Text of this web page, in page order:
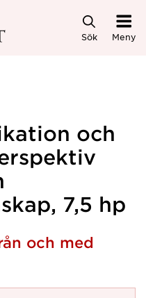
Sök Meny
och
7,5 hp
och med